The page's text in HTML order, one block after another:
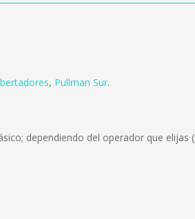
, Pullman Sur.
dependiendo del operador que elijas (